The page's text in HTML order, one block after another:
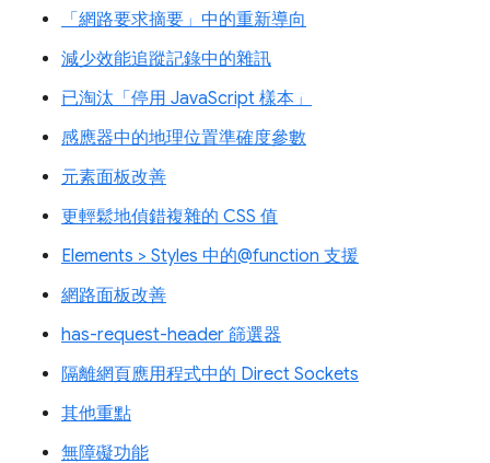
「網路要求摘要」中的重新導向
減少效能追蹤記錄中的雜訊
已淘汰「停用 JavaScript 樣本」
感應器中的地理位置準確度參數
元素面板改善
更輕鬆地偵錯複雜的 CSS 值
Elements > Styles 中的@function 支援
網路面板改善
has-request-header 篩選器
隔離網頁應用程式中的 Direct Sockets
其他重點
無障礙功能